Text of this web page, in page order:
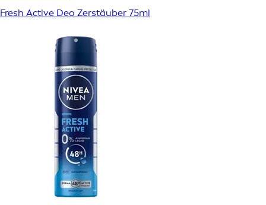
Fresh Active Deo Zerstäuber 75ml